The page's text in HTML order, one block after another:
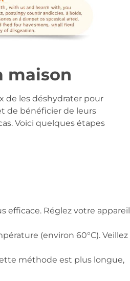
maison
de les déshydrater pour
de bénéficier de leurs
Voici quelques étapes
efficace. Réglez votre appareil
(environ 60°C). Veillez
méthode est plus longue,